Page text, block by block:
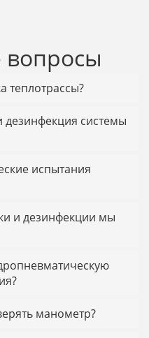
вопросы
теплотрассы?
дезинфекция системы
испытания
и дезинфекции мы
манометр?